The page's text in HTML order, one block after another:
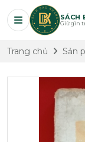
SÁCH
Giữ gìn
Trang chủ Sản